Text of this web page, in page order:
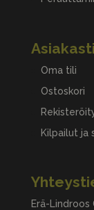
Oma tili
Ostoskori
Kilpailut ja
Erä-Lindroos